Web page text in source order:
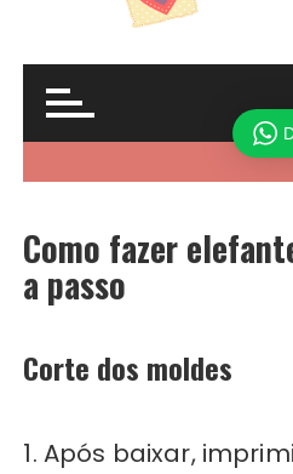
Como fazer
a passo
Corte dos moldes
1. Após baixar,